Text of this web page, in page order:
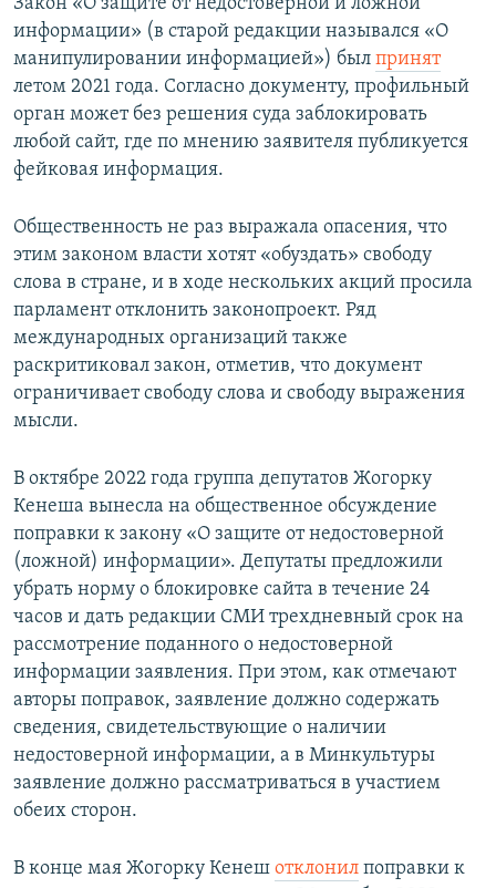
Закон «О защите от недостоверной и ложной
информации» (в старой редакции назывался «О
манипулировании информацией») был принят
летом 2021 года. Согласно документу, профильный
орган может без решения суда заблокировать
любой сайт, где по мнению заявителя публикуется
фейковая информация.
Общественность не раз выражала опасения, что
этим законом власти хотят «обуздать» свободу
слова в стране, и в ходе нескольких акций просила
парламент отклонить законопроект. Ряд
международных организаций также
раскритиковал закон, отметив, что документ
ограничивает свободу слова и свободу выражения
мысли.
В октябре 2022 года группа депутатов Жогорку
Кенеша вынесла на общественное обсуждение
поправки к закону «О защите от недостоверной
(ложной) информации». Депутаты предложили
убрать норму о блокировке сайта в течение 24
часов и дать редакции СМИ трехдневный срок на
рассмотрение поданного о недостоверной
информации заявления. При этом, как отмечают
авторы поправок, заявление должно содержать
сведения, свидетельствующие о наличии
недостоверной информации, а в Минкультуры
заявление должно рассматриваться в участием
обеих сторон.
В конце мая Жогорку Кенеш отклонил поправки к